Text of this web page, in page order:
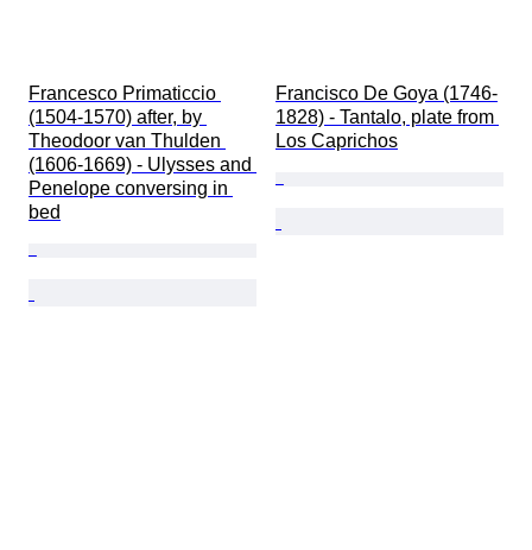
Francesco Primaticcio
(1504-1570) after, by
Theodoor van Thulden
(1606-1669) - Ulysses and
Penelope conversing in
bed
Francisco De Goya (1746-
1828) - Tantalo, plate from
Los Caprichos